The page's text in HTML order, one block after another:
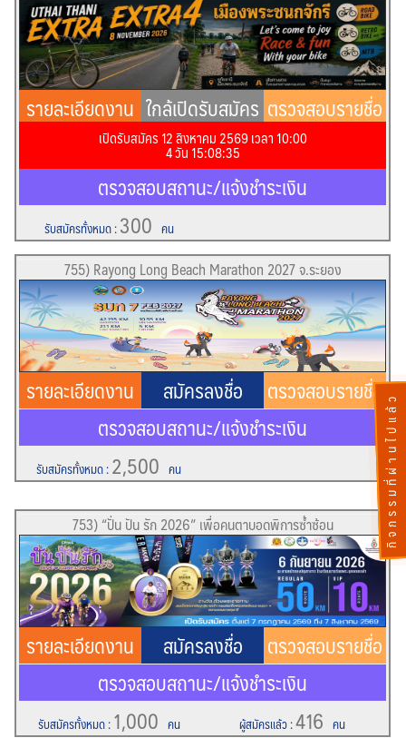
รายละเอียดงาน ใกล้เปิดรับสมัคร
!!
ตรวจสอบรายชื่อ
เปิดรับสมัคร 12 สิงหาคม 2569 เวลา 10:00
4วัน 15:08:35
ตรวจสอบสถานะ/แจ้งชำระเงิน
รับสมัครทั้งหมด:300 คน
755) Rayong Long Beach Marathon 2027 จ.ระยอง
รายละเอียดงาน สมัครลงชื่อ
ตรวจสอบรายชื่อ
ตรวจสอบสถานะ/แจ้งชำระเงิน
รับสมัครทั้งหมด:2,500 คน
753) “ปั่น ปัน รัก 2026” เพื่อคนตาบอดพิการซ้ำซ้อน
รายละเอียดงาน สมัครลงชื่อ
ตรวจสอบรายชื่อ
ตรวจสอบสถานะ/แจ้งชำระเงิน
รับสมัครทั้งหมด:1,000 คน ผู้สมัครแล้ว:416 คน
กิจกรรมที่ผ่านไปแล้ว